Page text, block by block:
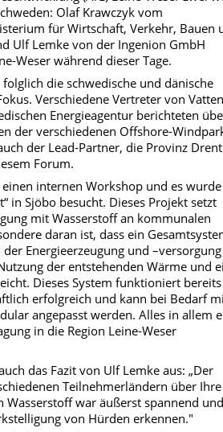
Olaf Krawczyk vom
für Wirtschaft, Verkehr, Bauen
Ulf Lemke von der Ingenion GmbH
Weser während dieser Tage.
die schwedische und dänische
Verschiedene Vertreter von
Energieagentur berichteten
der verschiedenen Offshore-
der Lead-Partner, die Provinz
Forum.
einen internen Workshop und es
in Sjöbo besucht. Dieses Projekt setzt
mit Wasserstoff an kommunalen
daran ist, dass ein
Energieerzeugung und
der entstehenden Wärme und
Dieses System funktioniert
erfolgreich und kann bei Bedarf
angepasst werden. Alles in allem
in die Region Leine-Weser
das Fazit von Ulf Lemke aus: „Der
Teilnehmerländern über Ihre
Wasserstoff war äußerst spannend
von Hürden erkennen."